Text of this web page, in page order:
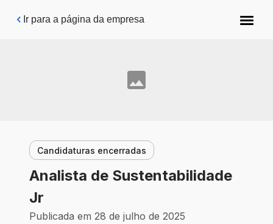
Pular para o conteúdo principal
Ir para a página da empresa
Candidaturas encerradas
Analista de Sustentabilidade
Jr
Publicada em 28 de julho de 2025